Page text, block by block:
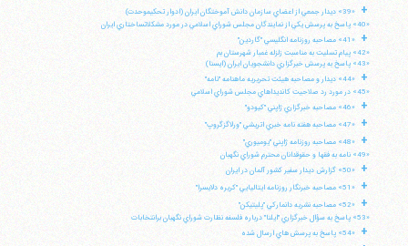
+
«39» ديدار جمعي از اعضاي سازمان دانش آموختگان ايران (ادوار تحكيموحدت)
«40» پاسخ به پرسش يكي از نمايندگان مجلس شوراي اسلامي در مورد مشكلاتساختاري ايران
+
«41» مصاحبه روزنامه انگليسي "گاردين"
«42» پيام تسليت به مناسبت زلزله غمبار شهرستان بم
«43» پاسخ به پرسش خبرگزاري دانشجويان ايران (ايسنا)
+
«44» ديدار و مصاحبه هيئت تحريريه ماهنامه "نامه"
«45» در مورد رد صلاحيت كانديداهاي مجلس شوراي اسلامي
+ «46» مصاحبه خبرگزاري ژاپني "كيودو"
+ «47» مصاحبه هفته نامه خبري اتريشي "ورلاگزگروپ"
+
«48» مصاحبه روزنامه ژاپني "يوميوري"
«49» نامه به فقها و حقوقدانان محترم شوراي نگهبان
+ «50» گزارش ديدار سفير كشور آلمان در ايران
+ «51» مصاحبه خبرنگار روزنامه ايتاليايي "كريره دلايسرا"
+
«52» مصاحبه نشريه دانماركي "پليتيكن"
«53» پاسخ به سؤال خبرگزاري "ايلنا" درباره فلسفه نظارت شوراي نگهبان برانتخابات
+ «54» پاسخ به پرسش هاي ارسال شده
وب سایت رسمی آیت‌الله منتظری
ایران، ، میدان مصلّی، بلوار شهید محمّد منتظری، كوچه
شماره ٨
کد پستی: 3713744381